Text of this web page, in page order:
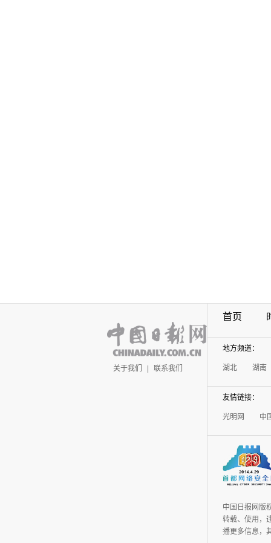
关于我们 联系我们
首页
地方频道：
湖北 湖南
友情链接：
光明网 中
中国日报网版
转载、使用，
播更多信息，